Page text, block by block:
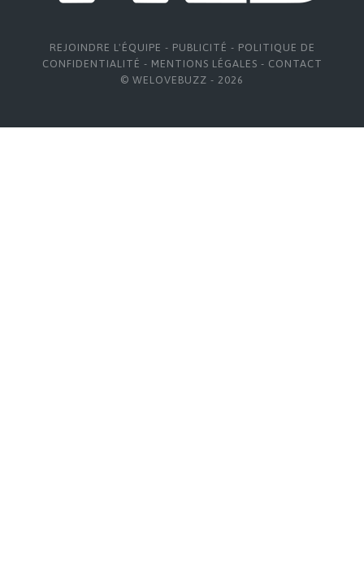
REJOINDRE L'ÉQUIPE - PUBLICITÉ - POLITIQUE DE
CONFIDENTIALITÉ - MENTIONS LÉGALES - CONTACT
© WELOVEBUZZ - 2026